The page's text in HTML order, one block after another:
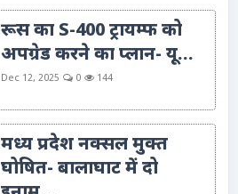
रूस का S-400 ट्रायम्फ को
अपग्रेड करने का प्लान- यू...
Dec 12, 2025 0 144
मध्य प्रदेश नक्सल मुक्त
घोषित- बालाघाट में दो